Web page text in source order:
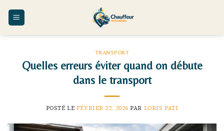
TRANSPORT
Quelles erreurs éviter quand on débute
dans le transport
POSTÉ LE FÉVRIER 22, 2026 PAR LORIS PATI